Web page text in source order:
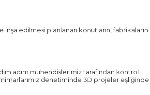
edilmesi planlanan konutların, fabrikaların
adım mühendislerimiz tarafından kontrol
denetiminde 3D projeler eşliğinde